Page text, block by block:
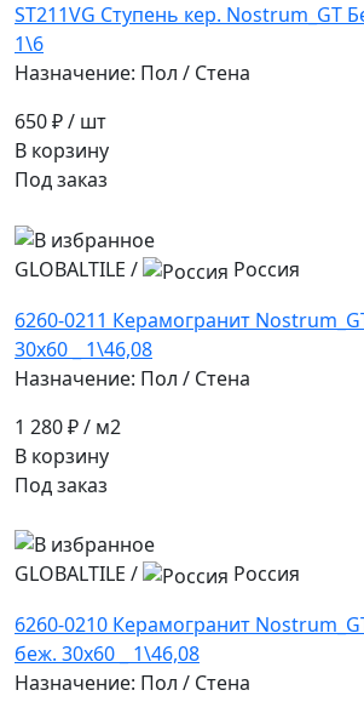
ST211VG Ступень кер. Nostrum_GT
1\6
Назначение: Пол / Стена
650 ₽/ шт
В корзину
Под заказ
GLOBALTILE /
Россия
6260-0211 Керамогранит
30x60 _ 1\46,08
Назначение: Пол / Стена
1 280 ₽/ м2
В корзину
Под заказ
GLOBALTILE /
Россия
6260-0210 Керамогранит
беж. 30x60 _ 1\46,08
Назначение: Пол / Стена